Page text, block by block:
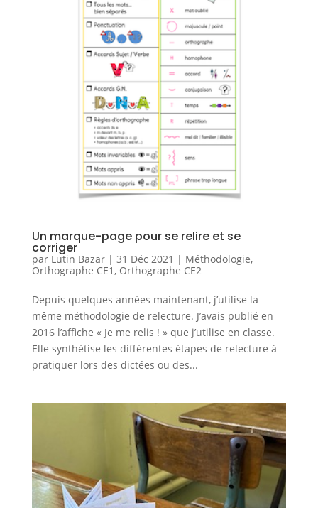
Un marque-page pour se relire et se
corriger
par Lutin Bazar| 31 Déc 2021 | Méthodologie,
Orthographe CE1, Orthographe CE2
Depuis quelques années maintenant, j’utilise la
même méthodologie de relecture. J’avais publié en
2016 l’affiche « Je me relis ! » que j’utilise en classe.
Elle synthétise les différentes étapes de relecture à
pratiquer lors des dictées ou des...